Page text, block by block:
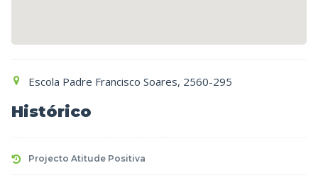
Escola Padre Francisco Soares 2560-295
Histórico
Projecto Atitude Positiva